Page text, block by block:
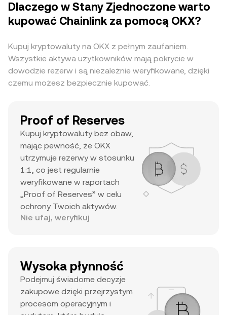
Najbliższa cena w historii $52.99 służy jako punkt
odniesienia dla obecnych ruchów cenowych i
potencjalnych wzrostów. Połączenie wysokiej
kapitalizacji rynkowej, znacznego dziennego
wolumenu i rekordowego poziomu ATH sugeruje,
że jest to główne aktywo cieszące się dużym
zainteresowaniem traderów i wysoką płynnością.
Dlaczego w Stany Zjednoczone warto
kupować Chainlink za pomocą OKX?
Kupuj kryptowaluty na OKX z pełnym zaufaniem.
Wszystkie aktywa użytkowników mają pokrycie w
dowodzie rezerw i są niezależnie weryfikowane, dzięki
czemu możesz bezpiecznie kupować.
Proof of Reserves
Kupuj kryptowaluty bez obaw,
mając pewność, że OKX
utrzymuje rezerwy w stosunku
1:1, co jest regularnie
weryfikowane w raportach
„Proof of Reserves” w celu
ochrony Twoich aktywów.
Nie ufaj, weryfikuj
Wysoka płynność
Podejmuj świadome decyzje
zakupowe dzięki przejrzystym
procesom operacyjnym i